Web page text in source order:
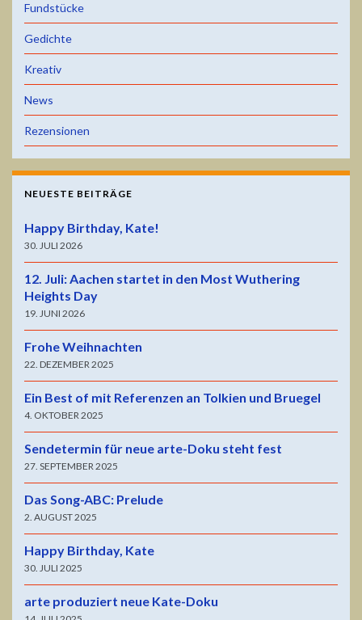
Fundstücke
Gedichte
Kreativ
News
Rezensionen
NEUESTE BEITRÄGE
Happy Birthday, Kate!
30. JULI 2026
12. Juli: Aachen startet in den Most Wuthering
Heights Day
19. JUNI 2026
Frohe Weihnachten
22. DEZEMBER 2025
Ein Best of mit Referenzen an Tolkien und Bruegel
4. OKTOBER 2025
Sendetermin für neue arte-Doku steht fest
27. SEPTEMBER 2025
Das Song-ABC: Prelude
2. AUGUST 2025
Happy Birthday, Kate
30. JULI 2025
arte produziert neue Kate-Doku